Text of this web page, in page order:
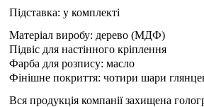
Підставка: у комплекті
Матеріал виробу: дерево (МДФ)
Підвіс для настінного кріплення
Фарба для розпису: масло
Фінішне покриття: чотири шари
Вся продукція компанії захищена